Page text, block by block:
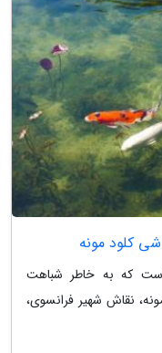
کلود مونه
که به خاطر شباهت
نقاش شهیر فرانسوی،